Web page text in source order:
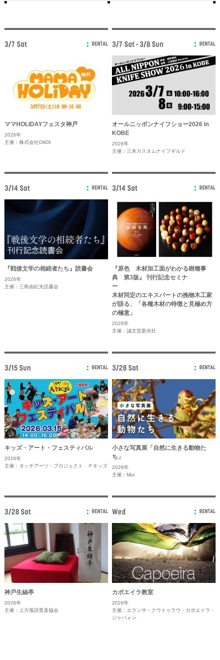
3/7 Sat RENTAL
ママHOLIDAYフェスタ神戸
2026年
主催：株式会社OliOli
3/7 Sat - 3/8 Sun RENTAL
オールニッポンナイフショー2026 in
KOBE
2026年
主催：三木カスタムナイフギルド
3/14 Sat RENTAL
『戦後文学の相続者たち』読書会
2026年
主催：三島由紀夫読書会
3/14 Sat RENTAL
『原色 木材加工面がわかる樹種事
典 第3版』 刊行記念セミナ
木材同定のエキスパートの挽物木工家
が語る、「各種木材の特徴と見極め方
の極意」
2026年
主催：誠文堂新光社
3/15 Sun RENTAL
キッズ・アート・フェスティバル
2026年
主催：タッチアーツ・プロジェクト Ｐキッズ
3/28 Sat RENTAL
小さな写真展「自然に生きる動物た
ち」
2026年
主催：Mui
3/28 Sat RENTAL
神戸生絲亭
2026年
主催：上方落語普及協会
Wed RENTAL
カポエイラ教室
2026年
主催：エランサ・クウトゥラウ・カポエイラ・
ジャパォン